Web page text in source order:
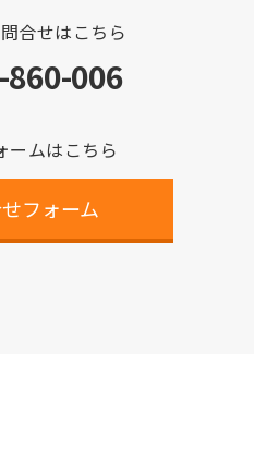
合せはこちら
006
ームはこちら
フォーム